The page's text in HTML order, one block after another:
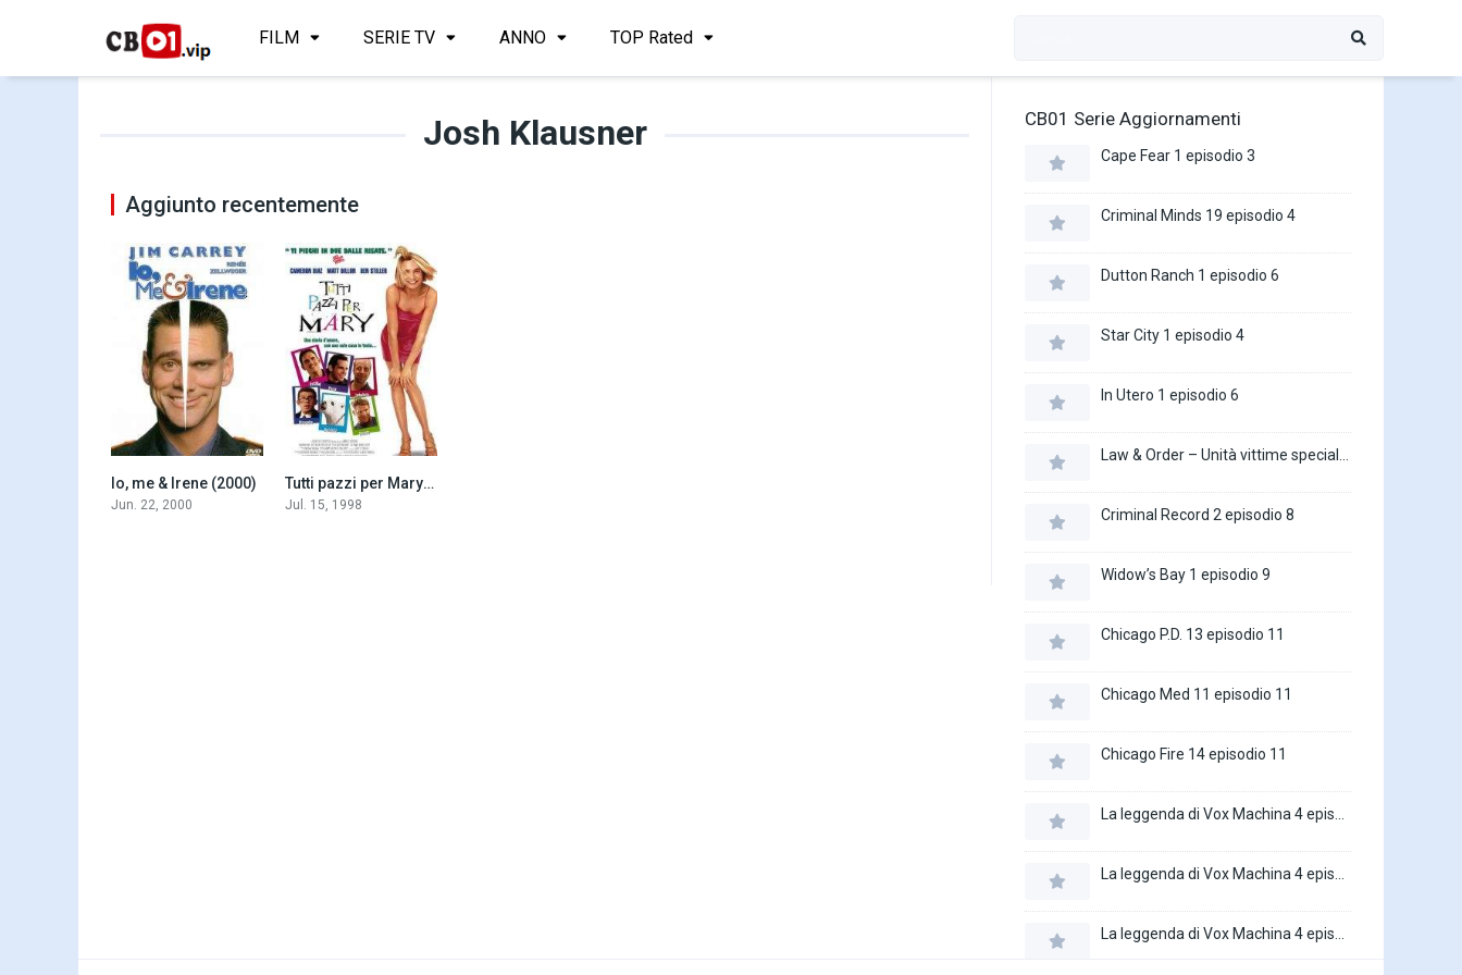
FILM SERIE TV ANNO TOP Rated
Josh Klausner
Aggiunto recentemente
6.6
Io, me & Irene (2000)
Jun. 22, 2000
7.1Tutti pazzi per Mary (1998)
Jul. 15, 1998
CB01 Serie Aggiornamenti
Cape Fear 1 episodio 3
Criminal Minds 19 episodio 4
Dutton Ranch 1 episodio 6
Star City 1 episodio 4
In Utero 1 episodio 6
Criminal Record 2 episodio 8
Widow’s Bay 1 episodio 9
Chicago P.D. 13 episodio 11
Chicago Med 11 episodio 11
Chicago Fire 14 episodio 11